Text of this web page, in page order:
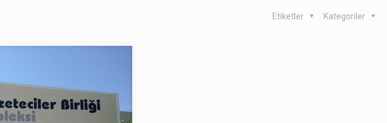
Kategoriler
Etiketler